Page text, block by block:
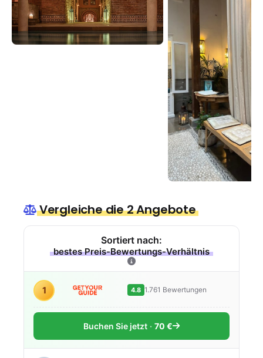
Vergleiche die 2 Angebote
Sortiert nach:
bestes Preis-Bewertungs-Verhältnis
1 4.8 1.761 Bewertungen
Buchen Sie jetzt 70 €